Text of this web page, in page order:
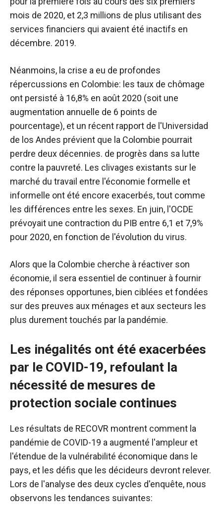
mois de 2020, et 2,3 millions de plus utilisant des
services financiers qui avaient été inactifs en
décembre. 2019.
Néanmoins, la crise a eu de profondes
répercussions en Colombie: les taux de chômage
ont persisté à 16,8% en août 2020 (soit une
augmentation annuelle de 6 points de
pourcentage), et un récent rapport de l'Universidad
de los Andes prévient que la Colombie pourrait
perdre deux décennies. de progrès dans sa lutte
contre la pauvreté. Les clivages existants sur le
marché du travail entre l'économie formelle et
informelle ont été encore exacerbés, tout comme
les différences entre les sexes. En juin, l'OCDE
prévoyait une contraction du PIB entre 6,1 et 7,9%
pour 2020, en fonction de l'évolution du virus.
Alors que la Colombie cherche à réactiver son
économie, il sera essentiel de continuer à fournir
des réponses opportunes, bien ciblées et fondées
sur des preuves aux ménages et aux secteurs les
plus durement touchés par la pandémie.
Les inégalités ont été exacerbées
par le COVID-19, refoulant la
nécessité de mesures de
protection sociale continues
Les résultats de RECOVR montrent comment la
pandémie de COVID-19 a augmenté l'ampleur et
l'étendue de la vulnérabilité économique dans le
pays, et les défis que les décideurs devront relever.
Lors de l'analyse des deux cycles d'enquête, nous
observons les tendances suivantes: